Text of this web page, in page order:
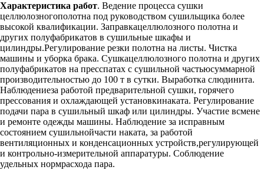
Характеристика работ. Ведение процесса сушки
целлюлозногополотна под руководством сушильщика более
высокой квалификации. Заправкацеллюлозного полотна и
других полуфабрикатов в сушильные шкафы и
цилиндры.Регулирование резки полотна на листы. Чистка
машины и уборка брака. Сушкацеллюлозного полотна и других
полуфабрикатов на пресспатах с сушильной частьюсуммарной
производительностью до 100 т в сутки. Выработка слюдинита.
Наблюдениеза работой предварительной сушки, горячего
прессования и охлаждающей установкинаката. Регулирование
подачи пара в сушильный шкаф или цилиндры. Участие всмене
и ремонте одежды машины. Наблюдение за исправным
состоянием сушильнойчасти наката, за работой
вентиляционных и конденсационных устройств,регулирующей
и контрольно-измерительной аппаратуры. Соблюдение
удельных нормрасхода пара.